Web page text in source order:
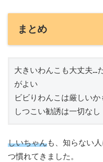
まとめ
大きいわんこも大丈夫…
がよい
ビビりわんこは厳しいか
しつこい勧誘は一切なし
しいちゃんも、知らない
つ慣れてきました。